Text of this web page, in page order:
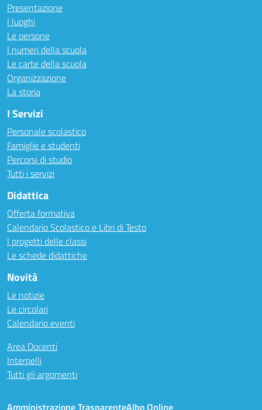
Presentazione
I luoghi
Le persone
I numeri della scuola
Le carte della scuola
Organizzazione
La storia
I Servizi
Personale scolastico
Famiglie e studenti
Percorsi di studio
Tutti i servizi
Didattica
Offerta formativa
Calendario Scolastico e Libri di Testo
I progetti delle classi
Le schede didattiche
Novità
Le notizie
Le circolari
Calendario eventi
Area Docenti
Interpelli
Tutti gli argomenti
Amministrazione TrasparenteAlbo Online